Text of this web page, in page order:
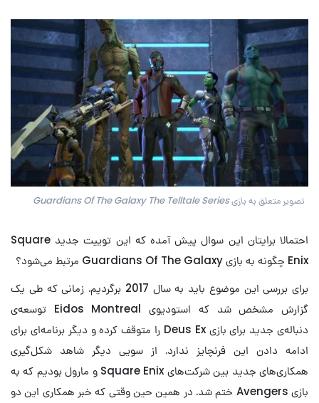
تصویر متعلق به بازی Guardians Of The Galaxy The Telltale Series
احتمالا برایتان این سوال پیش آمده که این توییت جدید Square
Enix چگونه به بازی Guardians Of The Galaxy مرتبط می‌شود؟
برای بررسی این موضوع باید به سال 2017 برگردیم. زمانی که طی یک
گزارش مشخص شد که استودیوی Eidos Montreal توسعه‌ی
دنباله‌ی جدید برای بازی Deus Ex را متوقف کرده و دیگر برنامه‌ای برای
ادامه دادن این فرنچایز ندارد. از سویی دیگر شاهد شکل‌گیری
همکاری‌های جدید بین شرکت‌های Square Enix و مارول بودیم که به
بازی Avengers ختم شد. در همین حین وقتی که خبر همکاری این دو